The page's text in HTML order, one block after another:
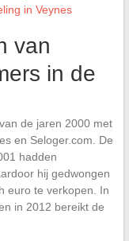
in Veynes
van
in de
de jaren 2000 met
en Seloger.com. De
hadden
hij gedwongen
euro te verkopen. In
in 2012 bereikt de